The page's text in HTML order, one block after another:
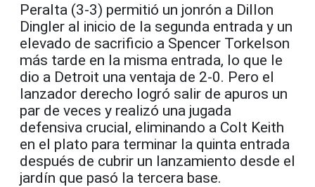
Peralta (3-3) permitió un jonrón a Dillon
Dingler al inicio de la segunda entrada y un
elevado de sacrificio a Spencer Torkelson
más tarde en la misma entrada, lo que le
dio a Detroit una ventaja de 2-0. Pero el
lanzador derecho logró salir de apuros un
par de veces y realizó una jugada
defensiva crucial, eliminando a Colt Keith
en el plato para terminar la quinta entrada
después de cubrir un lanzamiento desde el
jardín que pasó la tercera base.